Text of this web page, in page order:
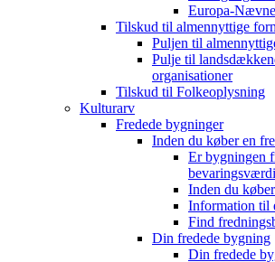
Europa-
Tilskud til almennyttige
Puljen til
Pulje til
organisationer
Tilskud til Folkeoplysning
Kulturarv
Fredede bygninger
Inden du køber en
Er bygningen
Inden du køber
Information til
Find
Din fredede bygning
Din fredede